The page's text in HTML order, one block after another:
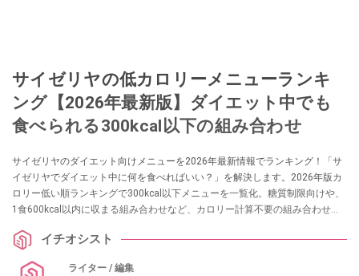
サイゼリヤの低カロリーメニューランキ
ング【2026年最新版】ダイエット中でも
食べられる300kcal以下の組み合わせ
サイゼリヤのダイエット向けメニューを2026年最新情報でランキング！「サ
イゼリヤでダイエット中に何を食べればいい？」を解決します。2026年版カ
ロリー低い順ランキングで300kcal以下メニューを一覧化。糖質制限向けや、
1食600kcal以内に収まる組み合わせなど、カロリー計算不要の組み合わせセ
イチオシスト
ライター / 編集